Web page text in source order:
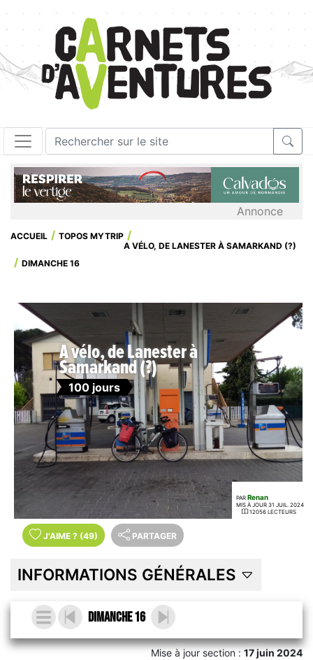
Annonce
ACCUEIL
TOPOS MYTRIP
A VÉLO, DE LANESTER À SAMARKAND (?)
DIMANCHE 16
A vélo, de Lanester à
Samarkand (?)
100 jours
PAR Renan
MIS À JOUR 31 JUIL. 2024
12056 LECTEURS
J'AIME ? (49) PARTAGER
INFORMATIONS GÉNÉRALES
Dimanche 16
Mise à jour section :17 juin 2024